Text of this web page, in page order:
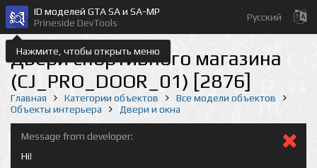
Нажмите, чтобы открыть меню
ID моделей GTA SA и SA-MP
Prineside DevTools
Русский
Двери спортивного магазина
(CJ_PRO_DOOR_01) [2876]
Главная Категории объектов
Все модели объектов
Объекты интерьера
Двери и окна
Message from developer:
Hi!